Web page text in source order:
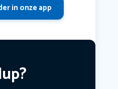
in onze app